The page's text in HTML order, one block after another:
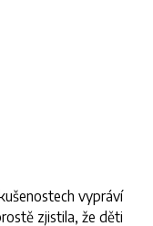
vypráví
zjistila, že děti